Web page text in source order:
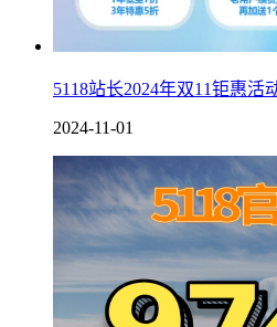
5118站长2024年双11钜惠活
2024-11-01